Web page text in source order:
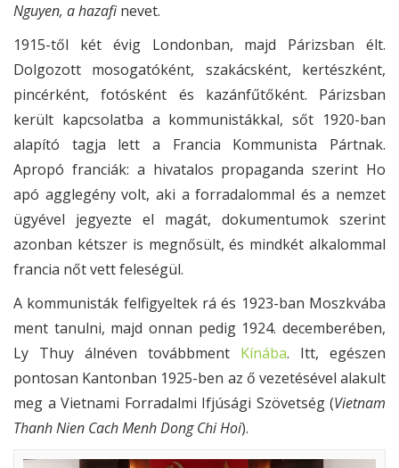
Nguyen, a hazafi nevet.
1915-től két évig Londonban, majd Párizsban élt.
Dolgozott mosogatóként, szakácsként, kertészként,
pincérként, fotósként és kazánfűtőként. Párizsban
került kapcsolatba a kommunistákkal, sőt 1920-ban
alapító tagja lett a Francia Kommunista Pártnak.
Apropó franciák: a hivatalos propaganda szerint Ho
apó agglegény volt, aki a forradalommal és a nemzet
ügyével jegyezte el magát, dokumentumok szerint
azonban kétszer is megnősült, és mindkét alkalommal
francia nőt vett feleségül.
A kommunisták felfigyeltek rá és 1923-ban Moszkvába
ment tanulni, majd onnan pedig 1924. decemberében,
Ly Thuy álnéven továbbment Kínába. Itt, egészen
pontosan Kantonban 1925-ben az ő vezetésével alakult
meg a Vietnami Forradalmi Ifjúsági Szövetség (Vietnam
Thanh Nien Cach Menh Dong Chi Hoi).